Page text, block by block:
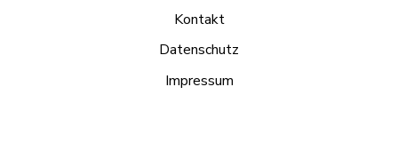
Kontakt
Datenschutz
Impressum